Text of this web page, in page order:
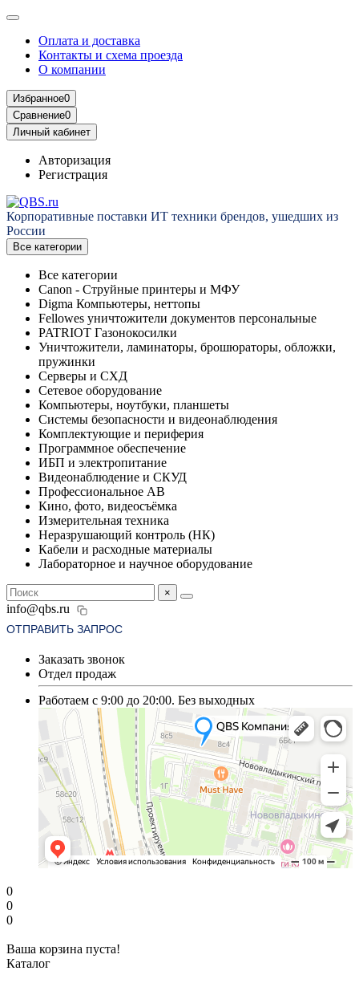
Оплата и доставка
Контакты и схема проезда
О компании
Избранное0
Сравнение0
Личный кабинет
Авторизация
Регистрация
Корпоративные поставки ИТ техники брендов, ушедших из
России
Все категории
Все категории
Canon - Струйные принтеры и МФУ
Digma Компьютеры, неттопы
Fellowes уничтожители документов персональные
PATRIOT Газонокосилки
Уничтожители, ламинаторы, брошюраторы, обложки,
пружинки
Серверы и СХД
Сетевое оборудование
Компьютеры, ноутбуки, планшеты
Системы безопасности и видеонаблюдения
Комплектующие и периферия
Программное обеспечение
ИБП и электропитание
Видеонаблюдение и СКУД
Профессиональное АВ
Кино, фото, видеосъёмка
Измерительная техника
Неразрушающий контроль (НК)
Кабели и расходные материалы
Лабораторное и научное оборудование
×
info@qbs.ru
ОТПРАВИТЬ ЗАПРОС
Заказать звонок
Отдел продаж
Работаем с 9:00 до 20:00. Без выходных
0
0
0
Ваша корзина пуста!
Каталог